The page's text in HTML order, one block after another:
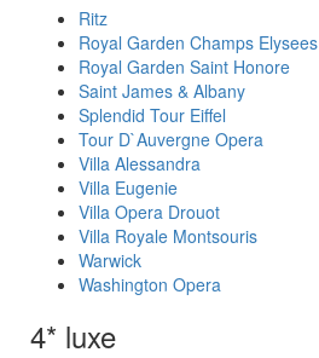
Ritz
Royal Garden Champs Elysees
Royal Garden Saint Honore
Saint James & Albany
Splendid Tour Eiffel
Tour D`Auvergne Opera
Villa Alessandra
Villa Eugenie
Villa Opera Drouot
Villa Royale Montsouris
Warwick
Washington Opera
4* luxe